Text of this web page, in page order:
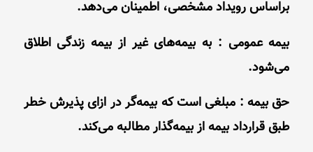
براساس رویداد مشخصی، اطمینان می‌دهد.
بیمه عمومى : به بیمه‌های غیر از بیمه زندگی اطلاق
می‌شود.
حق بیمه : مبلغی است که بیمه‌گر در ازای پذیرش خطر
طبق قرارداد بیمه از بیمه‌گذار مطالبه می‌کند.